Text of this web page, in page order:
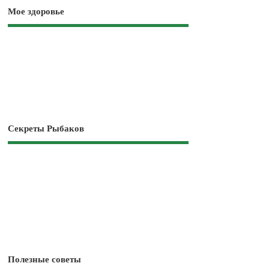
Мое здоровье
Секреты Рыбаков
Полезные советы